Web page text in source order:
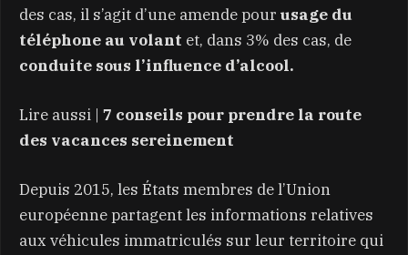
des cas, il s’agit d’une amende pour usage du
téléphone au volant et, dans 3% des cas, de
conduite sous l’influence d’alcool.
Lire aussi | 7 conseils pour prendre la route
des vacances sereinement
Depuis 2015, les États membres de l’Union
européenne partagent les informations relatives
aux véhicules immatriculés sur leur territoire qui